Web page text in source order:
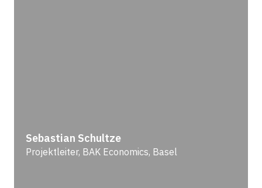
Sebastian Schultze
Projektleiter, BAK Economics, Basel